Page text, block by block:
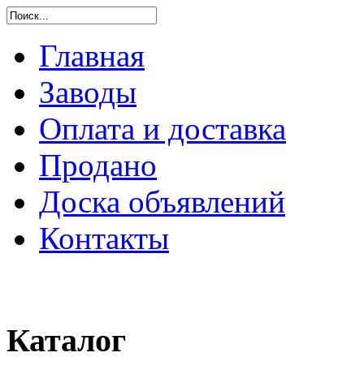
Главная
Заводы
Оплата и доставка
Продано
Доска объявлений
Контакты
Каталог